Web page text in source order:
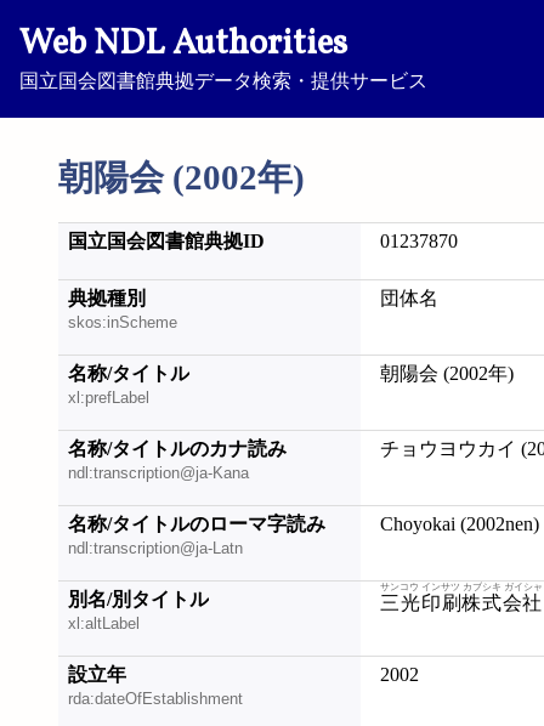
Web NDL Authorities
国立国会図書館典拠データ検索・提供サービス
朝陽会 (2002年)
国立国会図書館典拠ID 01237870
典拠種別
skos:inScheme
団体名
名称/タイトル
xl:prefLabel
朝陽会 (2002年)
名称/タイトルのカナ読み
ndl:transcription@ja-Kana
チョウヨウカイ
名称/タイトルのローマ字読み
ndl:transcription@ja-Latn
Choyokai (2002nen)
別名/別タイトル
xl:altLabel
三光印刷株式会社
サンコウ インサツ カブシキ ガイシャ
設立年
rda:dateOfEstablishment
2002